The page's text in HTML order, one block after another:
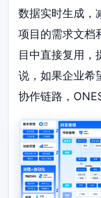
数据实时生成，
项目的需求文档
目中直接复用，
说，如果企业希
协作链路，